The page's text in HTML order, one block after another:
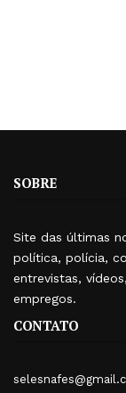
SOBRE
Site das últimas
política, polícia,
entrevistas,
empregos.
CONTATO